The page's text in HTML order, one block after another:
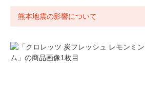
熊本地震の影響について